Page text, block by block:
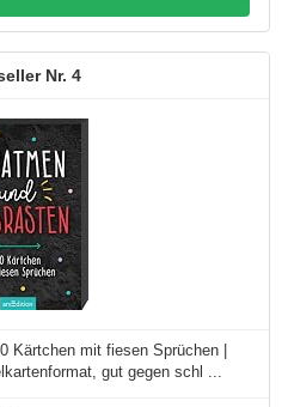
4
Kärtchen mit fiesen Sprüchen |
gut gegen schl ...